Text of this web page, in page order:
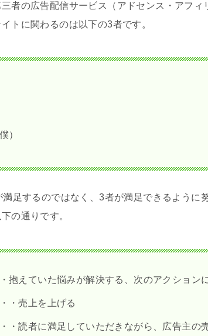
者の広告配信サービス（アドセンス・アフ
トに関わるのは以下の3者です。
）
足するのではなく、3者が満足できるように
の通りです。
抱えていた悩みが解決する、次のアクション
・売上を上げる
・読者に満足していただきながら、広告主の